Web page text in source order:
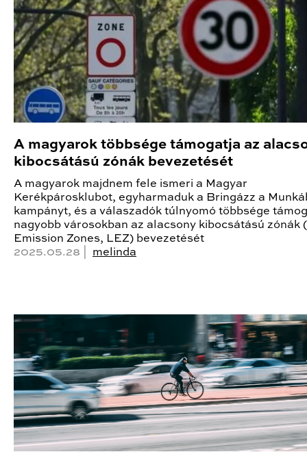
A magyarok többsége támogatja az
kibocsátású zónák bevezetését
A magyarok majdnem fele ismeri a Magyar
Kerékpárosklubot, egyharmaduk a Bringázz a
kampányt, és a válaszadók túlnyomó többsége
nagyobb városokban az alacsony kibocsátású zónák
Emission Zones, LEZ) bevezetését
2025.05.28 | melinda